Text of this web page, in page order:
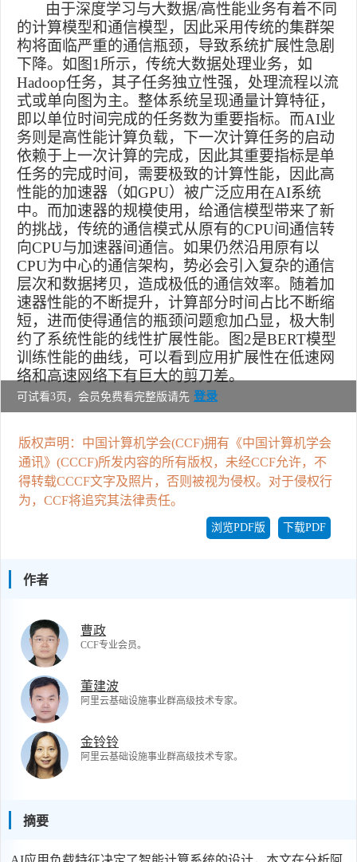
由于深度学习与大数据/高性能业务有着不同
的计算模型和通信模型，因此采用传统的集群架
构将面临严重的通信瓶颈，导致系统扩展性急剧
下降。如图1 所示，传统大数据处理业务，如
Hadoop任务，其子任务独立性强，处理流程以流
式或单向图为主。整体系统呈现通量计算特征，
即以单位时间完成的任务数为重要指标。而AI业
务则是高性能计算负载，下一次计算任务的启动
依赖于上一次计算的完成，因此其重要指标是单
任务的完成时间，需要极致的计算性能，因此高
性能的加速器（如GPU）被广泛应用在AI系统
中。而加速器的规模使用，给通信模型带来了新
的挑战，传统的通信模式从原有的CPU间通信转
向CPU与加速器间通信。如果仍然沿用原有以
CPU为中心的通信架构，势必会引入复杂的通信
层次和数据拷贝，造成极低的通信效率。随着加
速器性能的不断提升，计算部分时间占比不断缩
短，进而使得通信的瓶颈问题愈加凸显，极大制
约了系统性能的线性扩展性能。图2是BERT模型
训练性能的曲线，可以看到应用扩展性在低速网
络和高速网络下有巨大的剪刀差。
可试看3页，会员免费看完整版请先 登录
版权声明：中国计算机学会(CCF)拥有《中国计算机学会
通讯》(CCCF)所发内容的所有版权，未经CCF允许，不
得转载CCCF文字及照片，否则被视为侵权。对于侵权行
为，CCF将追究其法律责任。
浏览PDF版 下载PDF
作者
曹政
CCF专业会员。
董建波
阿里云基础设施事业群高级技术专家。
金铃铃
阿里云基础设施事业群高级技术专家。
摘要